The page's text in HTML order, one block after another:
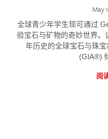
May
全球青少年学生现可通过
验宝石与矿物的奇妙世界
年历史的全球宝石与珠
(GIA®)
阅